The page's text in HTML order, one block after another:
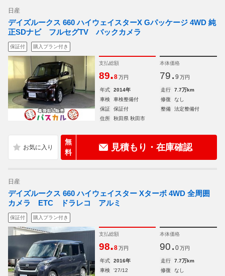
日産
デイズルークス 660 ハイウェイスターX Gパッケージ 4WD 純
正SDナビ フルセグTV バックカメラ
保証付 購入プラン付き
支払総額
89.8 万円
本体価格
79. 9 万円
年式 2014年 走行
7.7万km
車検
車検整備付 修復
なし
保証
保証付 整備
法定整備付
住所
秋田県 秋田市
無
料
見積もり・在庫確認
日産
デイズルークス 660 ハイウェイスター Xターボ 4WD 全周囲
カメラ ETC ドラレコ アルミ
保証付 購入プラン付き
支払総額
98.8 万円
本体価格
90. 0 万円
年式 2016年 走行
7.7万km
車検
'27/12 修復
なし